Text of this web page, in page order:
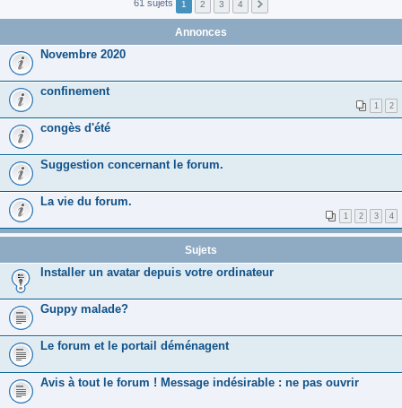
61 sujets 1 2 3 4
Annonces
Novembre 2020
confinement
1 2
congès d'été
Suggestion concernant le forum.
La vie du forum.
1 2 3 4
Sujets
Installer un avatar depuis votre ordinateur
Guppy malade?
Le forum et le portail déménagent
Avis à tout le forum ! Message indésirable : ne pas ouvrir